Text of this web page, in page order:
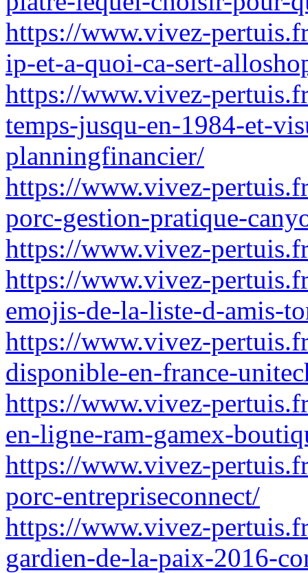
https://www.vivez-
ip-et-a-quoi-ca-sert-
https://www.vivez-
temps-jusqu-en-1984-et-
planningfinancier/
https://www.vivez-
porc-gestion-pratique-
https://www.vivez-
https://www.vivez-
emojis-de-la-liste-d-amis-
https://www.vivez-
disponible-en-france-
https://www.vivez-
en-ligne-ram-gamex-
https://www.vivez-
porc-entrepriseconnect/
https://www.vivez-
gardien-de-la-paix-2016-